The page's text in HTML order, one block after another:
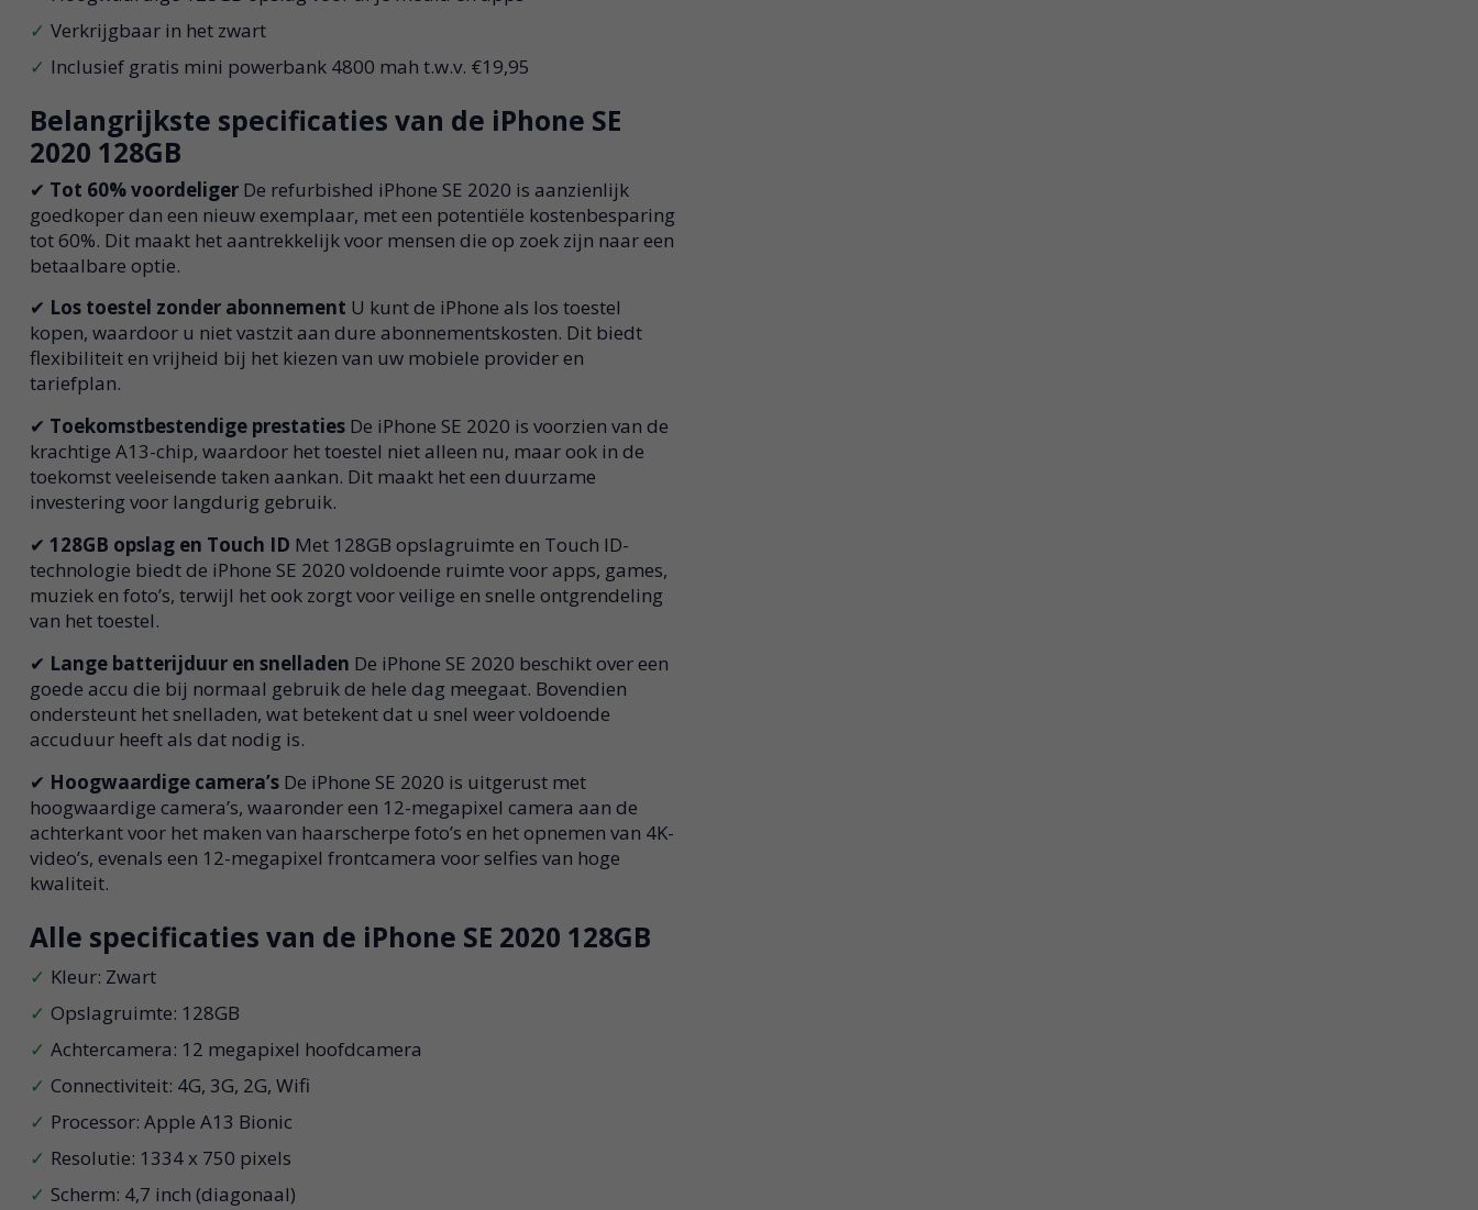
Verkrijgbaar in het zwart
Inclusief gratis mini powerbank 4800 mah t.w.v. €19,95
Belangrijkste specificaties van de iPhone SE
2020 128GB
✔ Tot 60% voordeliger De refurbished iPhone SE 2020 is aanzienlijk
goedkoper dan een nieuw exemplaar, met een potentiële kostenbesparing
tot 60%. Dit maakt het aantrekkelijk voor mensen die op zoek zijn naar een
betaalbare optie.
✔ Los toestel zonder abonnement U kunt de iPhone als los toestel
kopen, waardoor u niet vastzit aan dure abonnementskosten. Dit biedt
flexibiliteit en vrijheid bij het kiezen van uw mobiele provider en
tariefplan.
✔ Toekomstbestendige prestaties De iPhone SE 2020 is voorzien van de
krachtige A13-chip, waardoor het toestel niet alleen nu, maar ook in de
toekomst veeleisende taken aankan. Dit maakt het een duurzame
investering voor langdurig gebruik.
✔ 128GB opslag en Touch ID Met 128GB opslagruimte en Touch ID-
technologie biedt de iPhone SE 2020 voldoende ruimte voor apps, games,
muziek en foto’s, terwijl het ook zorgt voor veilige en snelle ontgrendeling
van het toestel.
✔ Lange batterijduur en snelladen De iPhone SE 2020 beschikt over een
goede accu die bij normaal gebruik de hele dag meegaat. Bovendien
ondersteunt het snelladen, wat betekent dat u snel weer voldoende
accuduur heeft als dat nodig is.
✔ Hoogwaardige camera’s De iPhone SE 2020 is uitgerust met
hoogwaardige camera’s, waaronder een 12-megapixel camera aan de
achterkant voor het maken van haarscherpe foto’s en het opnemen van 4K-
video’s, evenals een 12-megapixel frontcamera voor selfies van hoge
kwaliteit.
Alle specificaties van de iPhone SE 2020 128GB
Kleur: Zwart
Opslagruimte: 128GB
Achtercamera: 12 megapixel hoofdcamera
Connectiviteit: 4G, 3G, 2G, Wifi
Processor: Apple A13 Bionic
Resolutie: 1334 x 750 pixels
Scherm: 4,7 inch (diagonaal)